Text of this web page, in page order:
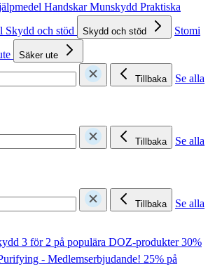
HandskarMunskydd Praktiska
Skydd och stöd Skydd och stöd
Stomi
Säker ute
Tillbaka
Se alla
Tillbaka
Se alla
Tillbaka
Se alla
3 för 2 på populära DOZ-produkter30%
- Medlemserbjudande! 25% på